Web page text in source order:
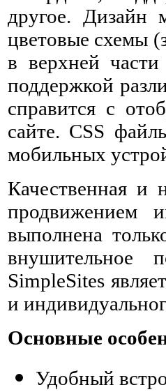
другое. Дизайн
цветовые схемы
в верхней
поддержкой
справится с
сайте. CSS
мобильных
Качественная и
продвижением
выполнена
внушительное
SimpleSites
и
Основные
Удобный